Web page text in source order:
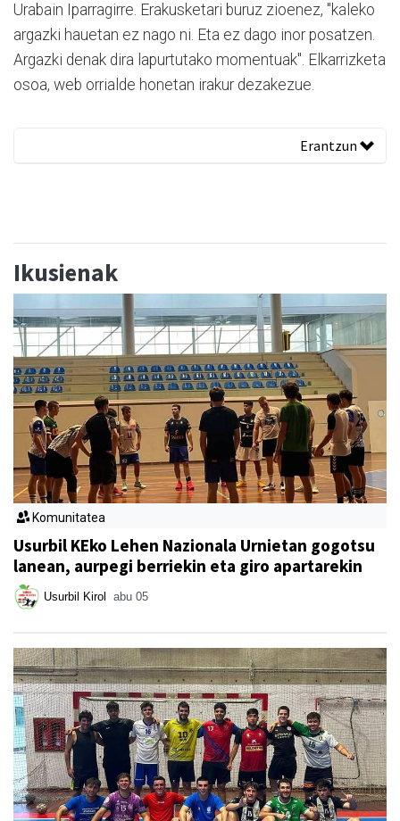
Urabain Iparragirre. Erakusketari buruz zioenez, "kaleko
argazki hauetan ez nago ni. Eta ez dago inor posatzen.
Argazki denak dira lapurtutako momentuak". Elkarrizketa
osoa, web orrialde honetan irakur dezakezue.
Erantzun
Ikusienak
Komunitatea
Usurbil KEko Lehen Nazionala Urnietan gogotsu
lanean, aurpegi berriekin eta giro apartarekin
Usurbil Kirol abu 05